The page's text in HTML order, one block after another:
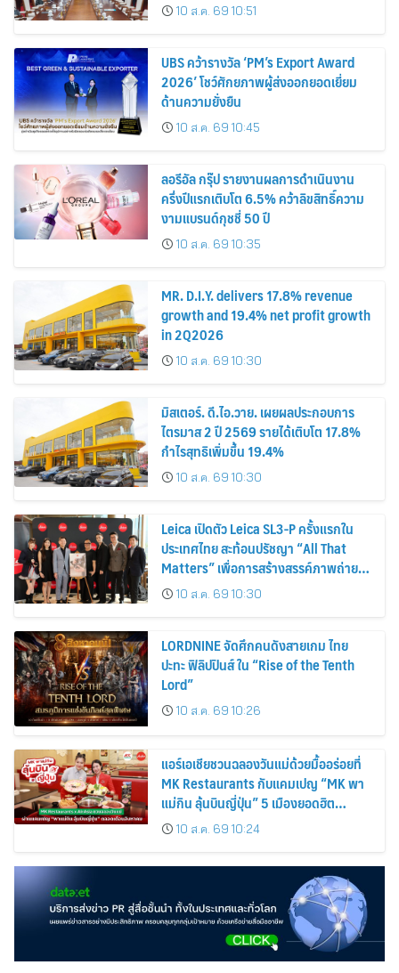
10 ส.ค. 69 10:51
UBS คว้ารางวัล ‘PM’s Export Award
2026’ โชว์ศักยภาพผู้ส่งออกยอดเยี่ยม
ด้านความยั่งยืน
10 ส.ค. 69 10:45
ลอรีอัล กรุ๊ป รายงานผลการดำเนินงาน
ครึ่งปีแรกเติบโต 6.5% คว้าลิขสิทธิ์ความ
งามแบรนด์กุชชี่ 50 ปี
10 ส.ค. 69 10:35
MR. D.I.Y. delivers 17.8% revenue
growth and 19.4% net profit growth
in 2Q2026
10 ส.ค. 69 10:30
มิสเตอร์. ดี.ไอ.วาย. เผยผลประกอบการ
ไตรมาส 2 ปี 2569 รายได้เติบโต 17.8%
กำไรสุทธิเพิ่มขึ้น 19.4%
10 ส.ค. 69 10:30
Leica เปิดตัว Leica SL3-P ครั้งแรกใน
ประเทศไทย สะท้อนปรัชญา “All That
Matters” เพื่อการสร้างสรรค์ภาพถ่าย
อย่างแท้จริง
10 ส.ค. 69 10:30
LORDNINE จัดศึกคนดังสายเกม ไทย
ปะทะ ฟิลิปปินส์ ใน “Rise of the Tenth
Lord”
10 ส.ค. 69 10:26
แอร์เอเชียชวนฉลองวันแม่ด้วยมื้ออร่อยที่
MK Restaurants กับแคมเปญ “MK พา
แม่กิน ลุ้นบินญี่ปุ่น” 5 เมืองยอดฮิต
โตเกียว โอซาก้า ซัปโปโร ฟุกุโอกะ และโอ
กินาว่า
10 ส.ค. 69 10:24